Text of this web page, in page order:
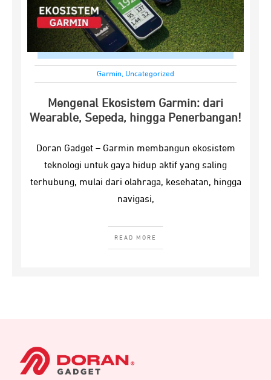
Garmin, Uncategorized
Mengenal Ekosistem Garmin: dari
Wearable, Sepeda, hingga Penerbangan!
Doran Gadget – Garmin membangun ekosistem
teknologi untuk gaya hidup aktif yang saling
terhubung, mulai dari olahraga, kesehatan, hingga
navigasi,
READ MORE